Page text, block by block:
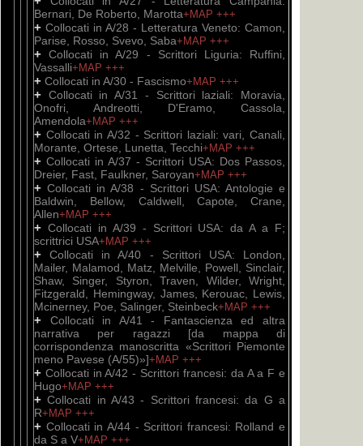
Bernari, De Roberto, Marotta+MAP +++
+ Collocati in A/28 - Letteratura Veneto: Camon,
Parise, Rosso, Svevo, Saba+MAP +++
+Collocati in A/29 - Scrittori Liguria: Ruffini,
Vassalli+MAP +++
+ Collocati in A/30 - Fascismo+MAP +++
+ Collocati in A/31 - Scrittori laziali: Moravia,
Onofri, Andreotti, D'Eramo, Cassola,
Amendola+MAP +++
+ Collocati in A/32 - Scrittori laziali: vari, Canali,
Morante, Ortese, Lunetta, Tecchi+MAP +++
+ Collocati in A/37 - Scrittori USA: Dos Passos,
Dreier, Fast, Faulkner, Saroyan+MAP +++
+Collocati in A/38 - Scrittori USA: Antologie e
Baldwin, Bellow, Caldwell, Capote, Crane,
Allen+MAP +++
+ Collocati in A/39 - Scrittori USA: da A a F;
scrittrici USA+MAP +++
+Collocati in A/40 - Scrittori USA: London,
Mailer, Malamod, Matz, Melville, Powell, Sinclair,
Shaw, Singer, Styron, Traven, Wilder, Wright,
Fitzgerald, Hemingway, James, Kerouac, Lewis,
Mcinerney, Poe, Salinger, Steinbeck+MAP +++
+ Collocati in A/41 - Fantascienza ed altra
narrativa per ragazzi [da mappa di
corrispondenza manoscritta «Scrittori Piemonte
meno Pavese (A/55)»]+MAP +++
+ Collocati in A/42 - Scrittori francesi: da A a F e
Hugo+MAP +++
+Collocati in A/43 - Scrittori francesi: da G a
R+MAP +++
+ Collocati in A/44 - Scrittori francesi: Rolland e
da S a V+MAP +++